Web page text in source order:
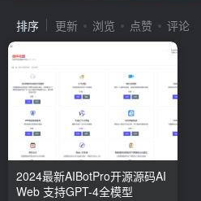
排序 更新 浏览 点赞 评论
2024最新AIBotPro开源源码AI
Web 支持GPT-4全模型